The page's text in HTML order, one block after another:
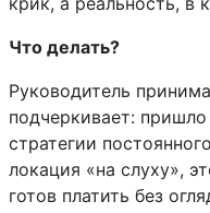
Что делать?
Руководитель
подчеркивает:
стратегии
локация «на слуху»,
готов платить без